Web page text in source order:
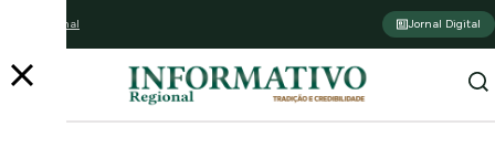
Assine o jornal Jornal Digital